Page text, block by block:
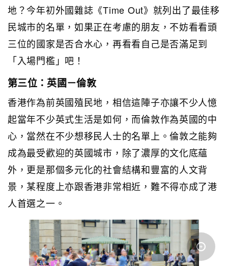
地？今年初外國雜誌《Time Out》就列出了最佳移
民城市的名單，如果正在考慮的朋友，不妨看看頭
三位的國家是否合水心，再看看自己是否滿足到
「入場門檻」吧！
第三位：英國－倫敦
香港作為前英國殖民地，相信這陣子亦讓不少人憶
起當年不少英式生活是如何，而倫敦作為英國的中
心，當然在不少想移民人士的名單上。倫敦之能夠
成為最受歡迎的英國城市，除了濃厚的文化底蘊
外，更是那個多元化的社會結構和豐富的人文背
景，某程度上亦跟香港非常相近，難不得亦成了港
人首選之一。